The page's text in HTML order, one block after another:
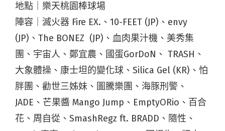
地點｜樂天桃園棒球場
陣容｜滅火器 Fire EX.、10-FEET (JP)、envy
(JP)、The BONEZ (JP)、血肉果汁機、美秀集
團、宇宙人、鄭宜農、國蛋GorDoN、 TRASH、
大象體操、康士坦的變化球、Silica Gel (KR)、怕
胖團、勸世三姊妹、圖騰樂團、海豚刑警、
JADE、芒果醬 Mango Jump、EmptyORio、百合
花、周自從、SmashRegz ft. BRADD、隨性、